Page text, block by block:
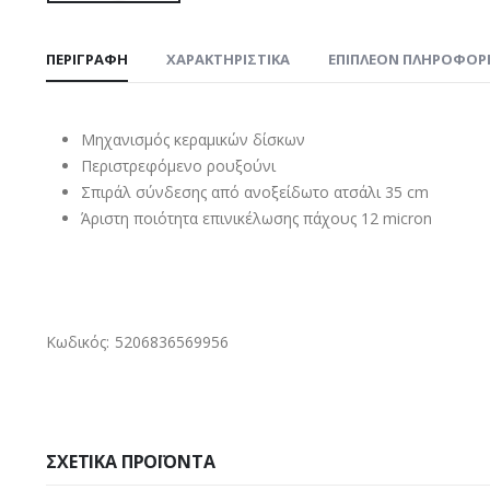
ΠΕΡΙΓΡΑΦΉ ΧΑΡΑΚΤΗΡΙΣΤΙΚΑ ΕΠΙΠΛΈΟΝ
Μηχανισμός κεραμικών δίσκων
Περιστρεφόμενο ρουξούνι
Σπιράλ σύνδεσης από ανοξείδωτο ατσάλι 35 cm
Άριστη ποιότητα επινικέλωσης πάχους 12 micron
Κωδικός: 5206836569956
ΣΧΕΤΙΚΆ ΠΡΟΪΌΝΤΑ